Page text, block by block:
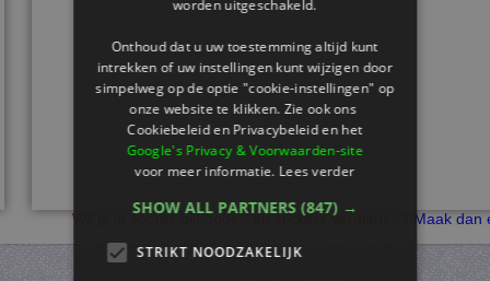
Wil je je scores bijhouden en stickers verdienen? Maak dan
worden uitgeschakeld.
Onthoud dat u uw toestemming altijd kunt
intrekken of uw instellingen kunt wijzigen door
simpelweg op de optie "cookie-instellingen" op
onze website te klikken. Zie ook ons ​​
Cookiebeleid en Privacybeleid en het
Google's Privacy & Voorwaarden-site
voor meer informatie.Lees verder
SHOW ALL PARTNERS (847) →
STRIKT NOODZAKELIJK